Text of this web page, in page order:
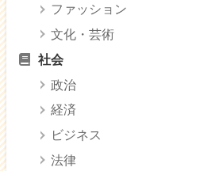
ファッション
文化・芸術
社会
政治
経済
ビジネス
法律